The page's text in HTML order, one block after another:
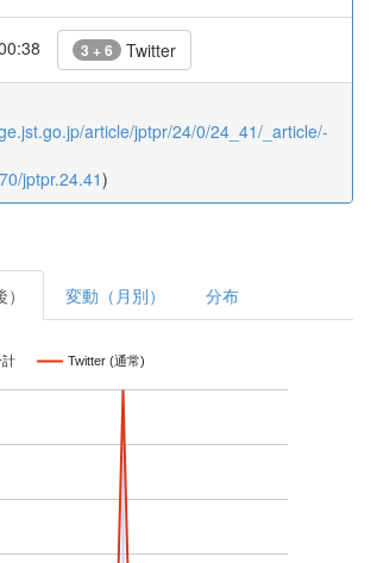
3 + 6 Twitter
article/jptpr/24/0/24_41/_article/-
jptpr.24.41)
変動（月別） 分布
計 Twitter (通常)